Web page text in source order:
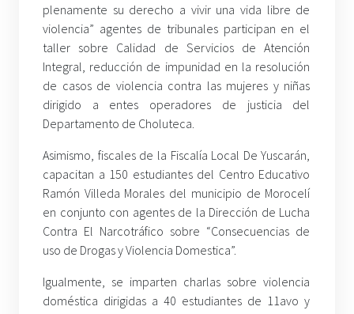
plenamente su derecho a vivir una vida libre de
violencia” agentes de tribunales participan en el
taller sobre Calidad de Servicios de Atención
Integral, reducción de impunidad en la resolución
de casos de violencia contra las mujeres y niñas
dirigido a entes operadores de justicia del
Departamento de Choluteca.
Asimismo, fiscales de la Fiscalía Local De Yuscarán,
capacitan a 150 estudiantes del Centro Educativo
Ramón Villeda Morales del municipio de Morocelí
en conjunto con agentes de la Dirección de Lucha
Contra El Narcotráfico sobre “Consecuencias de
uso de Drogas y Violencia Domestica”.
Igualmente, se imparten charlas sobre violencia
doméstica dirigidas a 40 estudiantes de 11avo y